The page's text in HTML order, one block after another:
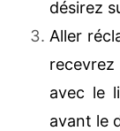
désirez
Aller
avec le
avant le